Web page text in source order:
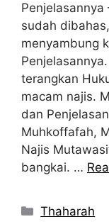
sudah
menyambung
terangkan
macam najis.
dan
Muhkoffafah,
Najis
bangkai. …
Kategori
Thaharah